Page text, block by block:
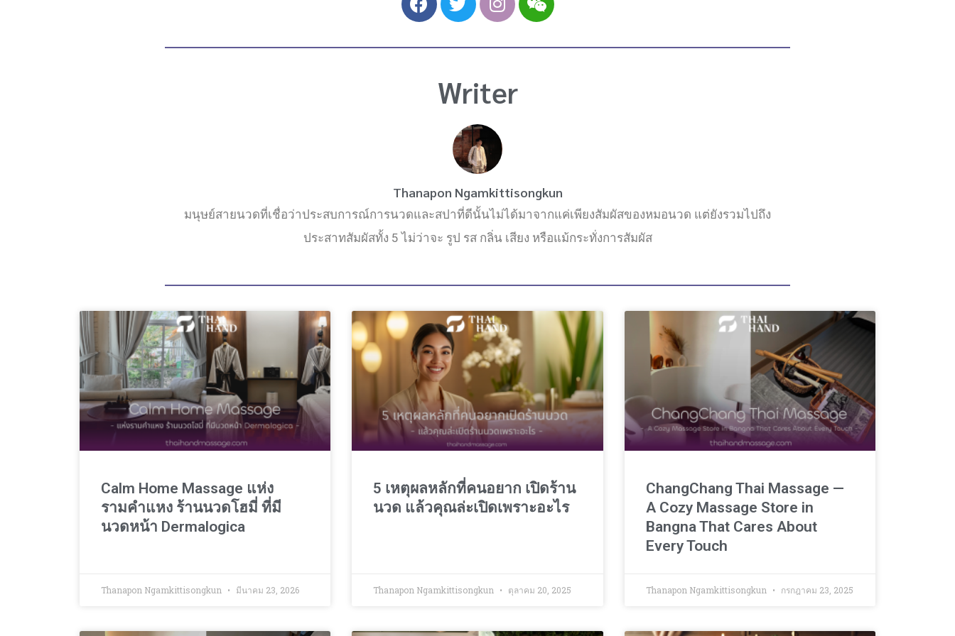
a
e
w
t
e
r
n
t
r
m
e
x
Writer
Thanapon Ngamkittisongkun
มนุษย์สายนวดที่เชื่อว่าประสบการณ์การนวดและสปาที่ดีนั้นไม่ได้มาจากแค่เพียงสัมผัสของหมอนวด แต่ยังรวมไปถึง
ประสาทสัมผัสทั้ง 5 ไม่ว่าจะ รูป รส กลิ่น เสียง หรือแม้กระทั่งการสัมผัส
Calm Home Massage แห่ง
รามคำแหง ร้านนวดโฮมี่ ที่มี
นวดหน้า Dermalogica
Thanapon Ngamkittisongkun มีนาคม 23, 2026
5 เหตุผลหลักที่คนอยาก เปิดร้าน
นวด แล้วคุณล่ะเปิดเพราะอะไร
Thanapon Ngamkittisongkun ตุลาคม 20, 2025
ChangChang Thai Massage —
A Cozy Massage Store in
Bangna That Cares About
Every Touch
Thanapon Ngamkittisongkun กรกฎาคม 23, 2025